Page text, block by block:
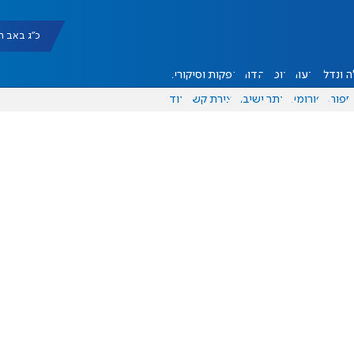
כ"ג באב תשפ"ו
ונדל"ן דעות אוכל יהדות הפקות וסיקורים
ספורט פורומים אתר ישיבה יצירת קשר עוד